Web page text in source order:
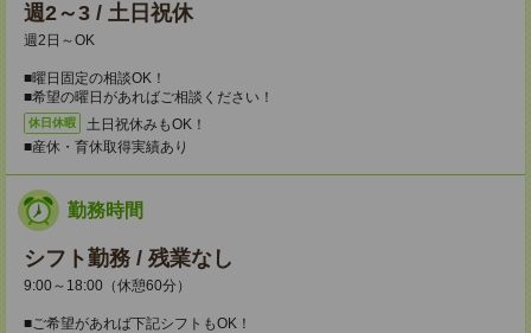
週2～3 / 土日祝休
週2日～OK
■曜日固定の相談OK！
■希望の曜日があればご相談ください！
休日休暇
土日祝休みもOK！
■産休・育休取得実績あり
勤務時間
シフト勤務 / 残業なし
9:00～18:00（休憩60分）
■ご希望があれば下記シフトもOK！